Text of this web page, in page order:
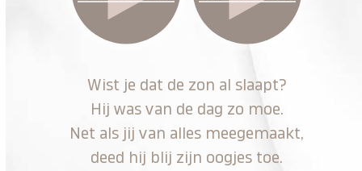
Wist je dat de zon al slaapt?
Hij was van de dag zo moe.
Net als jij van alles meegemaakt,
deed hij blij zijn oogjes toe.